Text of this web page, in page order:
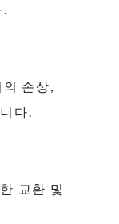
.
손상,
다.
교환 및